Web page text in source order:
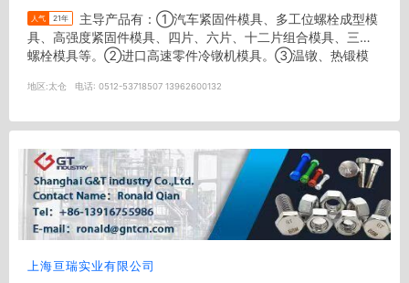
人气 21年
具、高强度紧固件模具、四片、六片、十二片组合模具、三角
螺栓模具等。②进口高速零件冷镦机模具。③温镦、热锻模
地区:太仓 电话: 0512-53718507 13962600132
上海亘瑞实业有限公司